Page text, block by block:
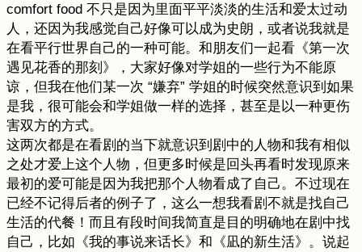
comfort food 不只是因为里面平平淡淡的生活和爱太过动
人，还因为我感觉自己好像可以成为史朗，或者说我就是
在看平行世界自己的一种可能。和朋友们一起看《第一次
遇见花香的那刻》，大家好像对学姐的一些行为不能原
谅，但我在他们某一次 “嫌弃” 学姐的时候突然意识到如果
是我，很可能会和学姐做一样的选择，甚至是以一种更伤
害双方的方式。
这两次都是在看剧的当下就意识到剧中的人物和我有相似
之处才爱上这个人物，但更多时候是回头再看时发现原来
最初的爱可能是因为我把那个人物看成了自己。不过现在
已经不记得后者的例子了，这么一想我看剧不就是找自己
生活的代餐！而且有段时间我简直是目的明确地在剧中找
自己，比如《我的事说来话长》和《凪的新生活》。说起